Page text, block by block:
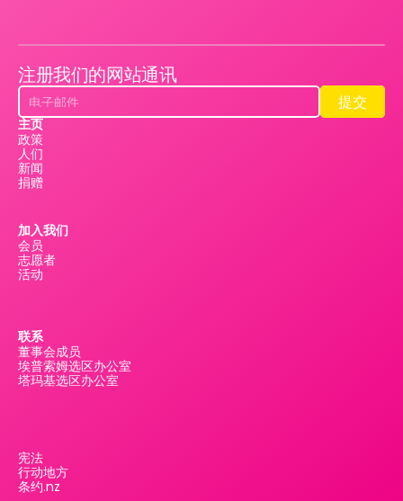
注册我们的网站通讯
提交
提交
主页
政策
人们
新闻
捐赠
加入我们
会员
志愿者
活动
联系
董事会成员
埃普索姆选区办公室
塔玛基选区办公室
宪法
行动地方
条约.nz